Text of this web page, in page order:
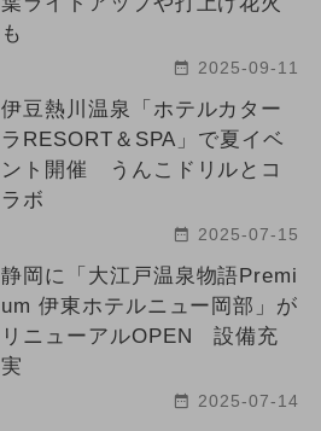
も
2025-09-11
伊豆熱川温泉「ホテルカター
ラRESORT＆SPA」で夏イベ
ント開催 うんこドリルとコ
ラボ
2025-07-15
静岡に「大江戸温泉物語Premi
um 伊東ホテルニュー岡部」が
リニューアルOPEN 設備充
実
2025-07-14